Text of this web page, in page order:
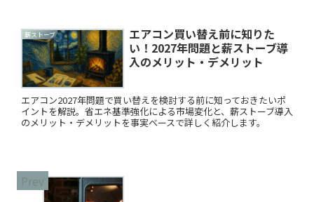
薪ストーブ
エアコン買い替え前に知りた
い！2027年問題と薪ストーブ導
入のメリット・デメリット
エアコン2027年問題で買い替えを検討する前に知っておきたいポ
イントを解説。省エネ基準強化による市場変化と、薪ストーブ導入
のメリット・デメリットを事実ベースで詳しく紹介します。